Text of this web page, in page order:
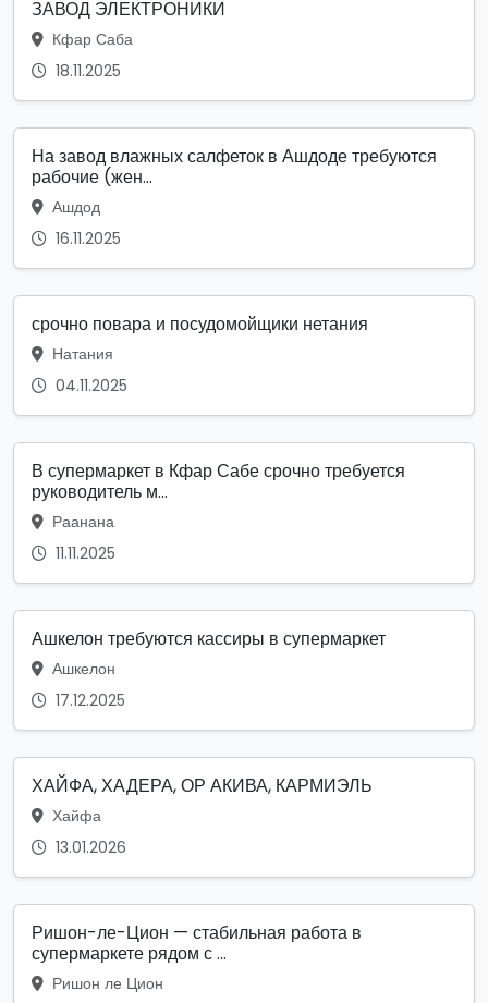
ЗАВОД ЭЛЕКТРОНИКИ
Кфар Саба
18.11.2025
На завод влажных салфеток в Ашдоде требуются
рабочие (жен...
Ашдод
16.11.2025
срочно повара и посудомойщики нетания
Натания
04.11.2025
В супермаркет в Кфар Сабе срочно требуется
руководитель м...
Раанана
11.11.2025
Ашкелон требуются кассиры в супермаркет
Ашкелон
17.12.2025
ХАЙФА, ХАДЕРА, ОР АКИВА, КАРМИЭЛЬ
Хайфа
13.01.2026
Ришон-ле-Цион — стабильная работа в
супермаркете рядом с ...
Ришон ле Цион